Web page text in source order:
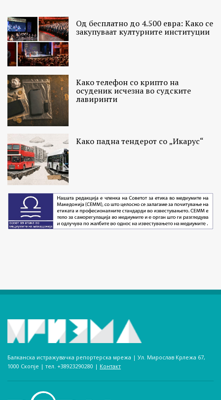
Од бесплатно до 4.500 евра: Како се
закупуваат културните институции
Како телефон со крипто на
осуденик исчезна во судските
лавиринти
Како падна тендерот со „Икарус“
Балканска истражувачка репортерска мрежа | Ул. Мирослав Крлежа 67,
1000 Скопје | тел. +38923290280­ | Контакт